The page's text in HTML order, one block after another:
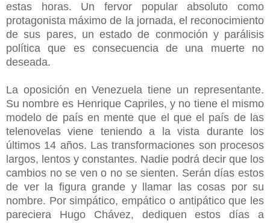
estas horas. Un fervor popular absoluto como
protagonista máximo de la jornada, el reconocimiento
de sus pares, un estado de conmoción y parálisis
política que es consecuencia de una muerte no
deseada.
La oposición en Venezuela tiene un representante.
Su nombre es Henrique Capriles, y no tiene el mismo
modelo de país en mente que el que el país de las
telenovelas viene teniendo a la vista durante los
últimos 14 años. Las transformaciones son procesos
largos, lentos y constantes. Nadie podrá decir que los
cambios no se ven o no se sienten. Serán días estos
de ver la figura grande y llamar las cosas por su
nombre. Por simpático, empático o antipático que les
pareciera Hugo Chávez, dediquen estos días a